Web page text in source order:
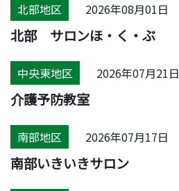
北部地区 2026年08月01日
北部 サロンほ・く・ぶ
中央東地区 2026年07月21日
介護予防教室
南部地区 2026年07月17日
南部いきいきサロン